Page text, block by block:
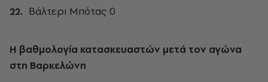
Βάλτερι Μπότας 0
Η βαθμολογία κατασκευαστών μετά τον αγώνα
στη Βαρκελώνη